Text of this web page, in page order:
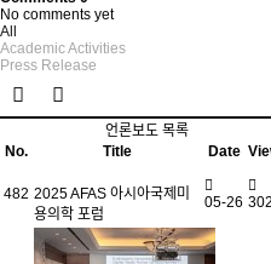
No comments yet
All
Academic Activities
Press Release
언론보도 목록
No.
Title Date
482 2025 AFAS 아시아국제미
용의학 포럼
05-26